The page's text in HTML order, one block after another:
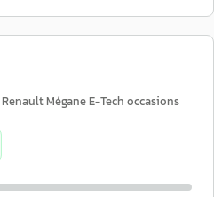
RenaultMégane E-Tech occasions